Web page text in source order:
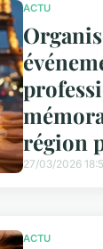
ACTU
région
27/03/2026
ACTU